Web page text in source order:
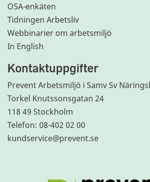
OSA-enkäten
Tidningen Arbetsliv
Webbinarier om arbetsmiljö
In English
Kontaktuppgifter
Prevent Arbetsmiljö i Samv Sv
Torkel Knutssonsgatan 24
118 49 Stockholm
Telefon: 08-402 02 00
kundservice@prevent.se